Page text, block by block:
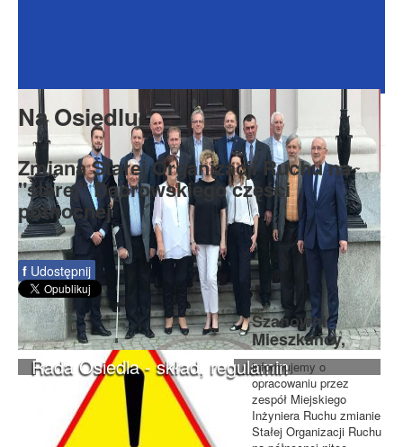
Rada Seniorów
Rada Osiedla - skład, regulamin
Na Osiedlu
Zmiana Stałej Organizacji Ruchu na
"starej" Dąbrowskiego części
północnej
f Udostępnij
Szanowni
Mieszkańcy,
informujemy o
opracowaniu przez
zespół Miejskiego
Inżyniera Ruchu zmianie
Stałej Organizacji Ruchu